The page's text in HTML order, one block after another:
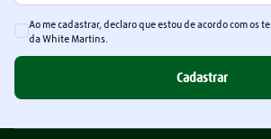
Ao me cadastrar, declaro que estou de acordo com os
da White Martins.
Cadastrar